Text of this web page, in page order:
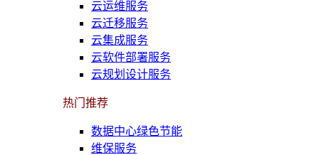
云运维服务
云迁移服务
云集成服务
云软件部署服务
云规划设计服务
热门推荐
数据中心绿色节能
维保服务